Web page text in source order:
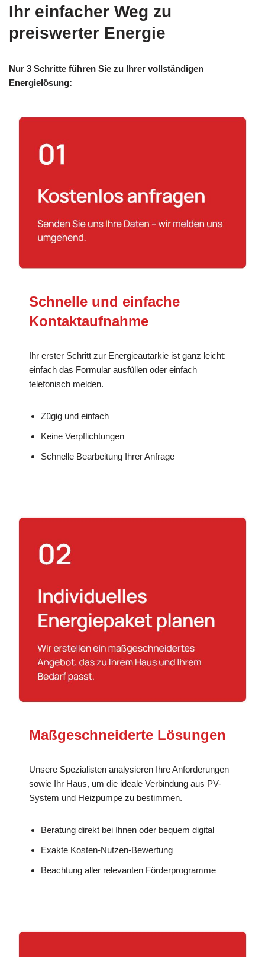
Ihr einfacher Weg zu
preiswerter Energie
Nur 3 Schritte führen Sie zu Ihrer vollständigen
Energielösung:
Schnelle und einfache
Kontaktaufnahme
Ihr erster Schritt zur Energieautarkie ist ganz leicht:
einfach das Formular ausfüllen oder einfach
telefonisch melden.
Zügig und einfach
Keine Verpflichtungen
Schnelle Bearbeitung Ihrer Anfrage
Maßgeschneiderte Lösungen
Unsere Spezialisten analysieren Ihre Anforderungen
sowie Ihr Haus, um die ideale Verbindung aus PV-
System und Heizpumpe zu bestimmen.
Beratung direkt bei Ihnen oder bequem digital
Exakte Kosten-Nutzen-Bewertung
Beachtung aller relevanten Förderprogramme